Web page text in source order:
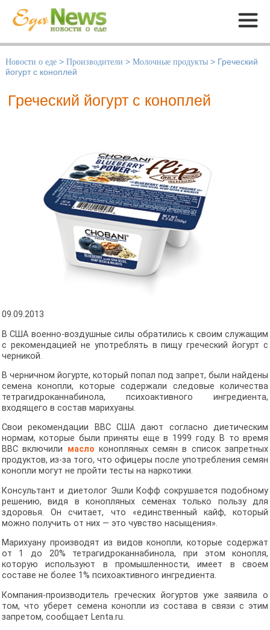
Меню
Новости о еде > Производители > Молочные продукты > Греческий
йогурт с коноплей
Греческий йогурт с коноплей
09.09.2013
В США военно-воздушные силы обратились к своим служащим
с рекомендацией не употреблять в пищу греческий йогурт с
черникой.
В черничном йогурте, который попал под запрет, были найдены
семена конопли, которые содержали следовые количества
тетрагидроканнабинола, психоактивного ингредиента,
входящего в состав марихуаны.
Свои рекомендации ВВС США дают согласно диетическим
нормам, которые были приняты еще в 1999 году. В то время
ВВС включили масло конопляных семян в список запретных
продуктов, из-за того, что офицеры после употребления семян
конопли могут не пройти тесты на наркотики.
Консультант и диетолог Эшли Кофф сокрушается подобному
решению, видя в конопляных семенах только пользу для
здоровья. Он считает, что «единственный кайф, который
можно получить от них — это чувство насыщения».
Марихуану производят из видов конопли, которые содержат
от 1 до 20% тетрагидроканнабинола, при этом конопля,
которую используют в промышленности, имеет в своем
составе не более 1% психоактивного ингредиента.
Компания-производитель греческих йогуртов уже заявила о
том, что уберет семена конопли из состава в связи с этим
запретом, сообщает Lenta.ru.